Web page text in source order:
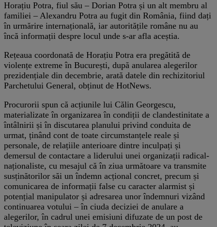
Horațiu Potra, fiul său – Dorian Potra și un alt membru al
familiei – Alexandru Potra au fugit din România, fiind dați
în urmărire internațională, iar autoritățile române nu au
încă informații despre locul unde s-ar afla aceștia.
Rețeaua coordonată de Horațiu Potra era pregătită de
violențe extreme în București, după anularea alegerilor
prezidențiale din decembrie, arată datele din rechizitoriul
Parchetului General, obținut de HotNews.
Procurorii spun că acțiunile lui Călin Georgescu,
materializate în organizarea în condiții de clandestinitate a
întâlnirii și în discutarea planului privind conduita de
urmat, ținând cont de toate circumstanțele reale și
personale, de relațiile anterioare dintre inculpați și
demersul de contactare a liderului unei organizații radical-
naționaliste, cu mesajul că în ziua următoare va transmite
susținătorilor săi un îndemn acțional concret, precum și
comunicarea de informații false cu caracter alarmist și
potențial manipulator și adresarea unor îndemnuri vizând
continuarea votului – în ciuda deciziei de anulare a
alegerilor, în cadrul unei emisiuni difuzate de un post de